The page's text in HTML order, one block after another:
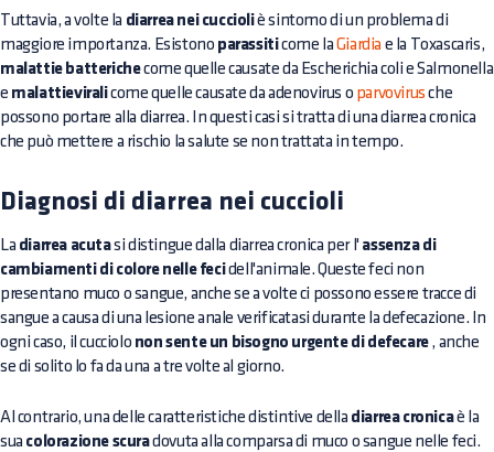
Tuttavia, a volte la diarrea nei cuccioliè sintomo di un problema di
maggiore importanza. Esistono parassiticome la Giardia e la Toxascaris,
malattie batterichecome quelle causate da Escherichia coli e Salmonella
e malattieviralicome quelle causate da adenovirus o parvovirus che
possono portare alla diarrea. In questi casi si tratta di una diarrea cronica
che può mettere a rischio la salute se non trattata in tempo.
Diagnosi di diarrea nei cuccioli
La diarrea acutasi distingue dalla diarrea cronica per l' assenza di
cambiamenti di colore nelle fecidell'animale. Queste feci non
presentano muco o sangue, anche se a volte ci possono essere tracce di
sangue a causa di una lesione anale verificatasi durante la defecazione. In
ogni caso, il cucciolo non sente un bisogno urgente di defecare, anche
se di solito lo fa da una a tre volte al giorno.
Al contrario, una delle caratteristiche distintive della diarrea cronicaè la
sua colorazione scuradovuta alla comparsa di muco o sangue nelle feci.